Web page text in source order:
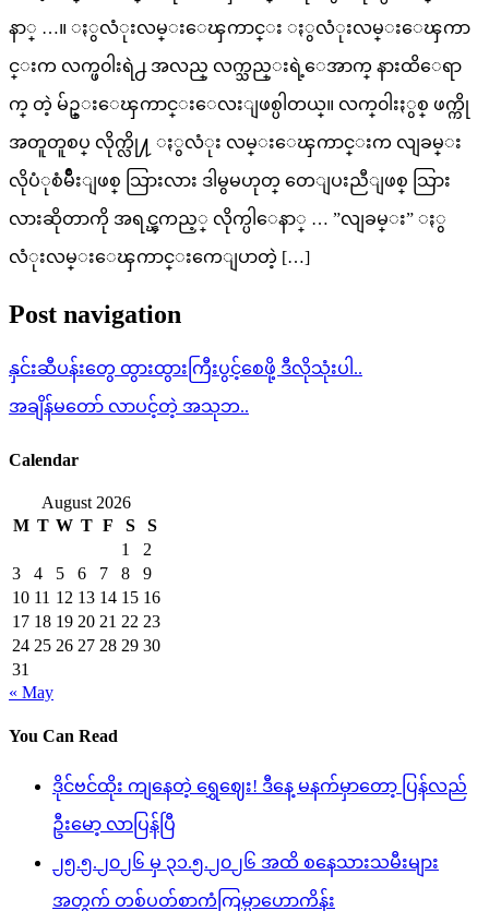
နာ္ …။ ႏွလံုးလမ္းေၾကာင္း ႏွလံုးလမ္းေၾကာ
င္းက လက္ဖ၀ါးရဲ႕ အလည္ လက္သည္းရဲ့ေအာက္ နားထိေရာ
က္ တဲ့ မ်ဥ္းေၾကာင္းေလးျဖစ္ပါတယ္။ လက္၀ါးႏွစ္ ဖက္ကို
အတူတူစပ္ လိုက္လို႔ ႏွလံုး လမ္းေၾကာင္းက လျခမ္း
လိုပံုစံမ်ိဳးျဖစ္ သြားလား ဒါမွမဟုတ္ တေျပးညီျဖစ္ သြား
လားဆိုတာကို အရင္ၾကည့္ လိုက္ပါေနာ္ … ”လျခမ္း” ႏွ
လံုးလမ္းေၾကာင္းကေျပာတဲ့ […]
Post navigation
နှင်းဆီပန်းတွေ ထွားထွားကြီးပွင့်စေဖို့ ဒီလိုသုံးပါ..
အချိန်မတော် လာပင့်တဲ့ အသုဘ..
Calendar
August 2026
M T W T F S
S
1
2
3
4 5 6 7 8
9
10 11 12 13 14 15 16
17 18 19 20 21 22 23
24 25 26 27 28 29 30
31
« May
You Can Read
ဒိုင်ဗင်ထိုး ကျနေတဲ့ ရွှေဈေး! ဒီနေ့ မနက်မှာတော့ ပြန်လည်
ဦးမော့ လာပြန်ပြီ
၂၅.၅.၂၀၂၆ မှ ၃၁.၅.၂၀၂၆ အထိ စနေသားသမီးများ
အတွက် တစ်ပတ်စာကံကြမ္မာဟောကိန်း